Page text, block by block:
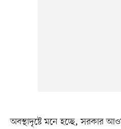
অবস্থাদৃষ্টে মনে হচ্ছে, সরকার